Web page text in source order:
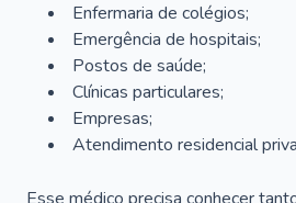
Enfermaria de colégios;
Emergência de hospitais;
Postos de saúde;
Clínicas particulares;
Empresas;
Atendimento residencial